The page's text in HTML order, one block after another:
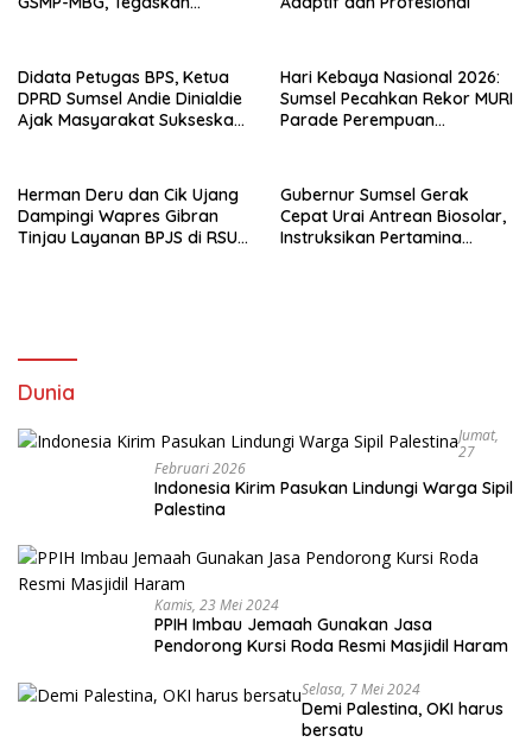
Kendalikan Inflasi
Didata Petugas BPS, Ketua
DPRD Sumsel Andie Dinialdie
Ajak Masyarakat Sukseskan
Hari Kebaya Nasional 2026:
Sumsel Pecahkan Rekor MURI
Parade Perempuan
Herman Deru dan Cik Ujang
Dampingi Wapres Gibran
Tinjau Layanan BPJS di RSUD
Gubernur Sumsel Gerak
Cepat Urai Antrean Biosolar,
Instruksikan Pertamina
Dunia
Jumat,
27
Februari 2026
Indonesia Kirim Pasukan Lindungi Warga Sipil
Palestina
Kamis, 23 Mei 2024
PPIH Imbau Jemaah Gunakan Jasa
Pendorong Kursi Roda Resmi Masjidil Haram
Selasa, 7 Mei 2024
Demi Palestina, OKI harus
bersatu